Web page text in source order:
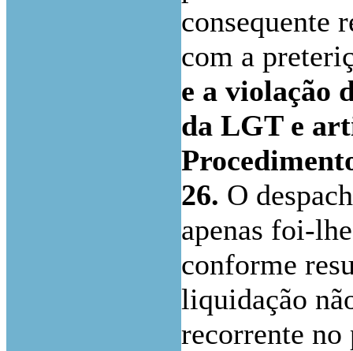
consequente
com a
e a violação
da LGT e
26. O
apenas foi-
conforme
liquidação
recorrente no